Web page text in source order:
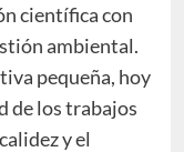
científica con
ambiental.
pequeña, hoy
de los trabajos
y el